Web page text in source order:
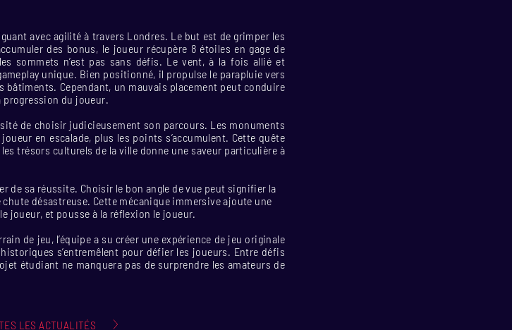
avec agilité à travers Londres. Le but est de grimper les
des bonus, le joueur récupère 8 étoiles en gage de
sommets n’est pas sans défis. Le vent, à la fois allié et
unique. Bien positionné, il propulse le parapluie vers
bâtiments. Cependant, un mauvais placement peut conduire
progression du joueur.
de choisir judicieusement son parcours. Les monuments
en escalade, plus les points s’accumulent. Cette quête
trésors culturels de la ville donne une saveur particulière à
de sa réussite. Choisir le bon angle de vue peut signifier la
désastreuse. Cette mécanique immersive ajoute une
joueur, et pousse à la réflexion le joueur.
de jeu, l’équipe a su créer une expérience de jeu originale
s’entremêlent pour défier les joueurs. Entre défis
étudiant ne manquera pas de surprendre les amateurs de
LES ACTUALITÉS